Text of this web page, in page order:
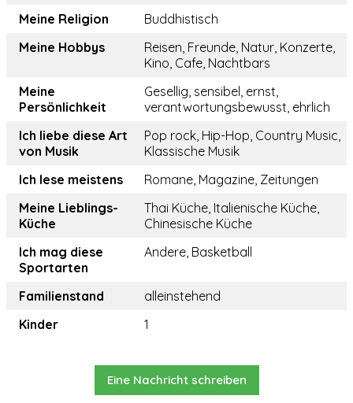
Meine Religion
Buddhistisch
Meine Hobbys
Reisen, Freunde, Natur, Konzerte,
Kino, Cafe, Nachtbars
Meine
Persönlichkeit
Gesellig, sensibel, ernst,
verantwortungsbewusst, ehrlich
Ich liebe diese Art
von Musik
Pop rock, Hip-Hop, Country Music,
Klassische Musik
Ich lese meistens
Romane, Magazine, Zeitungen
Meine Lieblings-
Küche
Thai Küche, Italienische Küche,
Chinesische Küche
Ich mag diese
Sportarten
Andere, Basketball
Familienstand
alleinstehend
Kinder
1
Eine Nachricht schreiben